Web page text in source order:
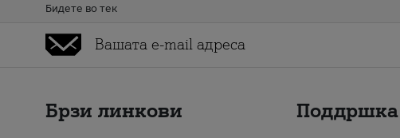
Бидете во тек
Брзи линкови Поддршка